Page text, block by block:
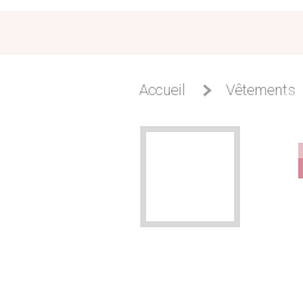
Accueil Vêtements